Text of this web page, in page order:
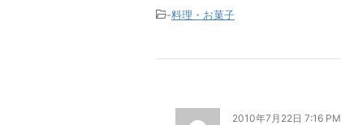
-料理・お菓子
2010年7月22日 7:16 PM